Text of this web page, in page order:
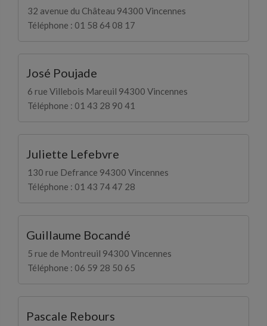
32 avenue du Château 94300 Vincennes
Téléphone : 01 58 64 08 17
José Poujade
6 rue Villebois Mareuil 94300 Vincennes
Téléphone : 01 43 28 90 41
Juliette Lefebvre
130 rue Defrance 94300 Vincennes
Téléphone : 01 43 74 47 28
Guillaume Bocandé
5 rue de Montreuil 94300 Vincennes
Téléphone : 06 59 28 50 65
Pascale Rebours